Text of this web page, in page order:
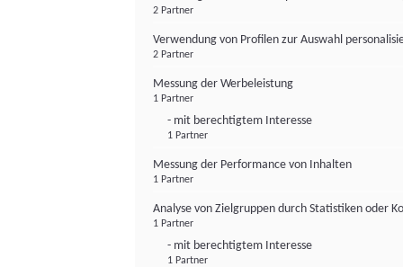
2 Partner
Verwendung von Profilen zur Auswahl
2 Partner
Messung der Werbeleistung
1 Partner
- mit berechtigtem Interesse
1 Partner
Messung der Performance von Inhalten
1 Partner
Analyse von Zielgruppen durch Statistiken oder
1 Partner
- mit berechtigtem Interesse
1 Partner